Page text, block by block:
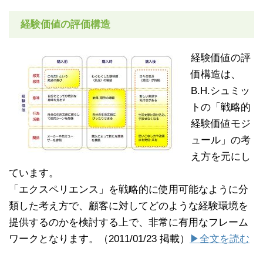
経験価値の評価構造
経験価値の評
価構造は、
B.H.シュミッ
トの「戦略的
経験価値モジ
ュール」の考
え方を元にし
ています。
「エクスペリエンス」を戦略的に使用可能なように分
類した考え方で、顧客に対してどのような経験環境を
提供するのかを検討する上で、非常に有用なフレーム
ワークとなります。（2011/01/23 掲載）
▶全文を読む